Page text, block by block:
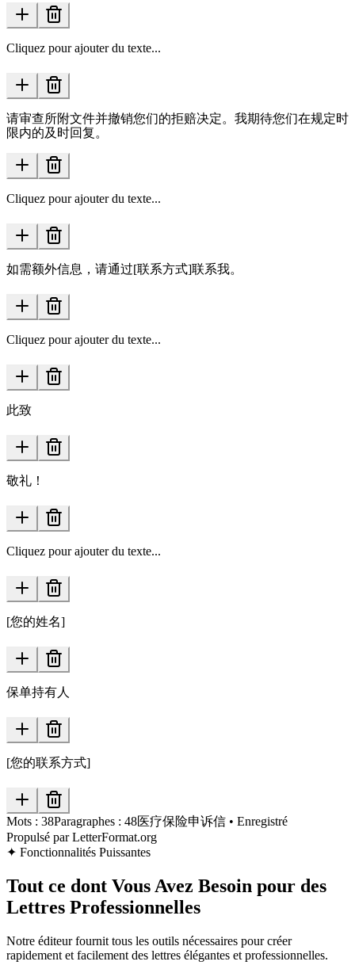
Cliquez pour ajouter du texte...
请审查所附文件并撤销您们的拒赔决定。我期待您们在规定时
限内的及时回复。
Cliquez pour ajouter du texte...
如需额外信息，请通过[联系方式]联系我。
Cliquez pour ajouter du texte...
此致
敬礼！
Cliquez pour ajouter du texte...
[您的姓名]
保单持有人
[您的联系方式]
Mots : 38Paragraphes : 48医疗保险申诉信 • Enregistré
Propulsé par LetterFormat.org
✦ Fonctionnalités Puissantes
Tout ce dont Vous Avez Besoin pour des
Lettres Professionnelles
Notre éditeur fournit tous les outils nécessaires pour créer
rapidement et facilement des lettres élégantes et professionnelles.